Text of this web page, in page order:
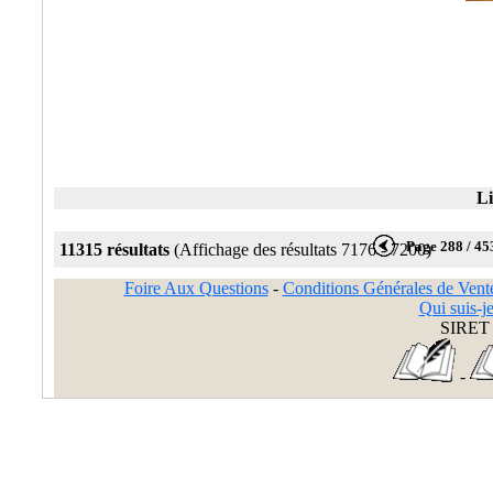
11315 résultats (Affichage des résultats 7176 - 7200)Page 288 /
Foire Aux Questions- Conditions Générales de
Qui suis-
SIRET
-